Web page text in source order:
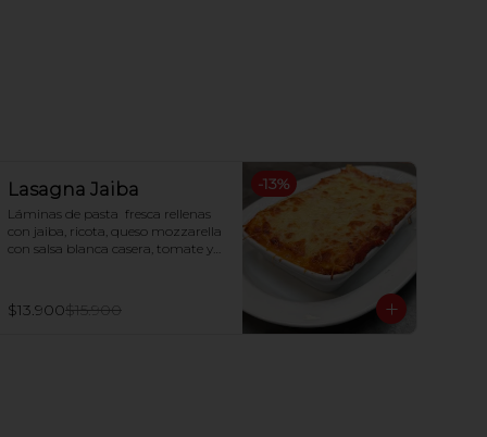
-13%
Lasagna Jaiba
Láminas de pasta  fresca rellenas
con jaiba, ricota, queso mozzarella
con salsa blanca casera, tomate y
$13.900$15.900